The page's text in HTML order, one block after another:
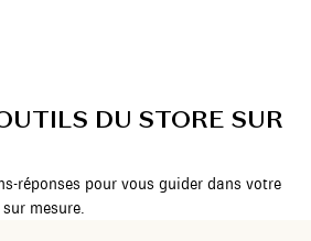
DU STORE SUR
réponses pour vous guider dans votre
mesure.